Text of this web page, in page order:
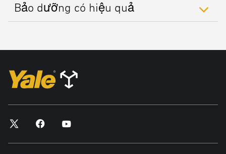
Bảo dưỡng có hiệu quả